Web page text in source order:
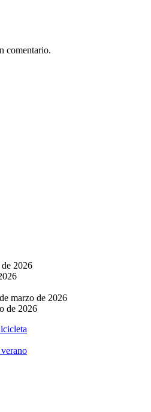
comentario.
2026
marzo de 2026
de 2026